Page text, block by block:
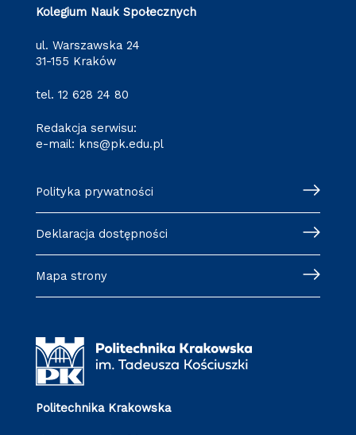
Kolegium Nauk Społecznych
ul. Warszawska 24
31-155 Kraków
tel. 12 628 24 80
Redakcja serwisu:
e-mail: kns@pk.edu.pl
Polityka prywatności
Deklaracja dostępności
Mapa strony
Politechnika Krakowska